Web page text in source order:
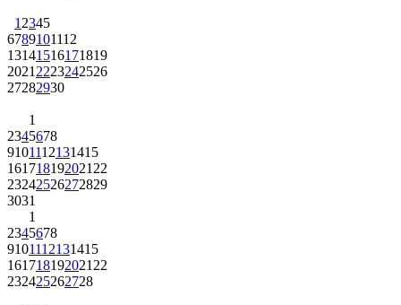
1 2345
6789101112
13141516171819
2021 2223242526
27282930
1
2345678
9101112131415
161718192021 22
23242526272829
3031
1
2345678
9101112131415
161718192021 22
232425262728